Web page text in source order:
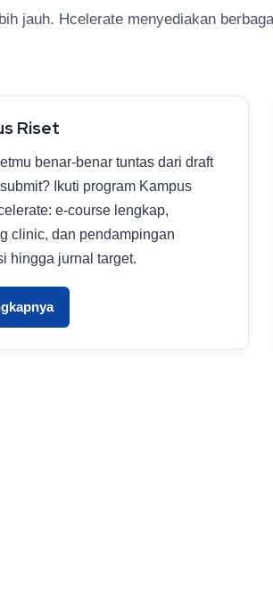
jauh. Hcelerate menyediakan
Riset
benar-benar tuntas dari draft
Ikuti program Kampus
e-course lengkap,
clinic, dan pendampingan
hingga jurnal target.